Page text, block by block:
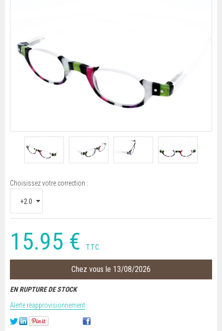
Choisissez votre correction :
15.95 € T.T.C.
Chez vous le 13/08/2026
EN RUPTURE DE STOCK
Alerte réapprovisionnement